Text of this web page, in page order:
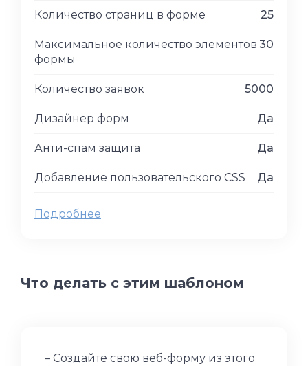
Количество страниц в форме 25
Максимальное количество элементов
формы
30
Количество заявок 5000
Дизайнер форм Да
Анти-спам защита Да
Добавление пользовательского CSS Да
Подробнее
Что делать с этим шаблоном
– Создайте свою веб-форму из этого